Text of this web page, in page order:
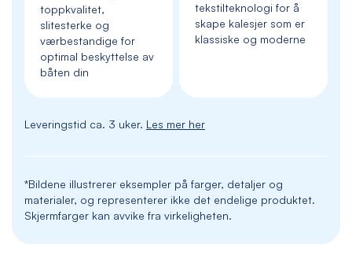
toppkvalitet,
slitesterke og
værbestandige for
optimal beskyttelse av
båten din
tekstilteknologi for å
skape kalesjer som er
klassiske og moderne
Leveringstid ca. 3 uker. Les mer her
*Bildene illustrerer eksempler på farger, detaljer og
materialer, og representerer ikke det endelige produktet.
Skjermfarger kan avvike fra virkeligheten.